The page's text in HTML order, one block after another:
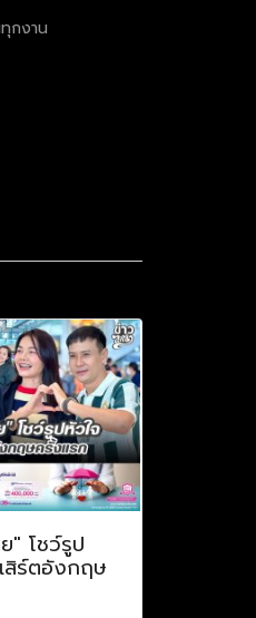
กงาน
" โชว์รูป
สิร์ตอังกฤษ